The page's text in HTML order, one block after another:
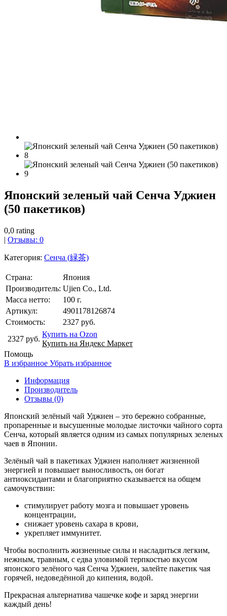
Японский зеленый чай Сенча Уджиен
(50 пакетиков)
0,0 rating
| Отзывы: 0
Категория: Сенча (緑茶)
Страна:
Япония
Производитель: Ujien Co., Ltd.
Масса нетто:
100 г.
Артикул:
4901178126874
Стоимость:
2327 руб.
2327 руб.
Купить на Ozon
Купить на Яндекс Маркет
Помощь
В избранное Убрать избранное
Информация
Производитель
Отзывы (0)
Японский зелёный чай Уджиен – это бережно собранные,
пропаренные и высушенные молодые листочки чайного сорта
Сенча, который является одним из самых популярных зеленых
чаев в Японии.
Зелёный чай в пакетиках Уджиен наполняет жизненной
энергией и повышает выносливость, он богат
антиоксидантами и благоприятно сказывается на общем
самочувствии:
стимулирует работу мозга и повышает уровень
концентрации,
снижает уровень сахара в крови,
укрепляет иммунитет.
Чтобы восполнить жизненные силы и насладиться легким,
нежным, травным, с едва уловимой терпкостью вкусом
японского зелёного чая Сенча Уджиен, залейте пакетик чая
горячей, недоведённой до кипения, водой.
Прекрасная альтернатива чашечке кофе и заряд энергии
каждый день!